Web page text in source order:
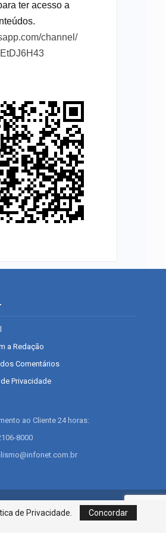
ter acesso a
channel/
a Redação
Comentários
Privacidade
ao Cliente 24 horas:
8000
49015-030, Fone: 79.2106.8000 - CI
Centro de Informações LTDA
de Privacidade.
Concordar